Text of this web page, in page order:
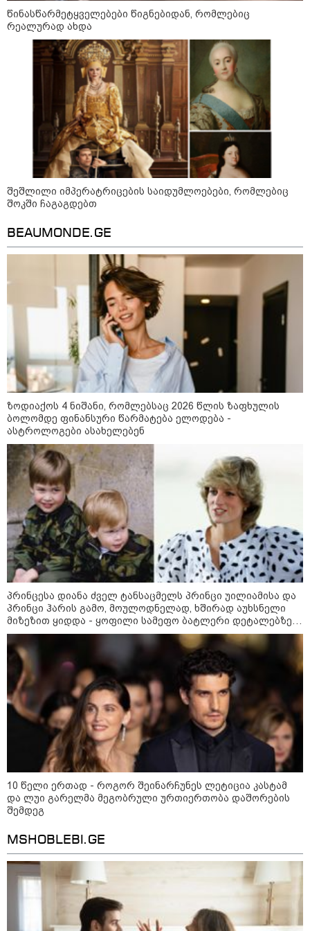
"როცა კანონიკიდან
მიგვაჩნია, რომ ადამიანის
გასვენება ტაძრიდან არ მოხდეს,
ეს მგლოვიარეს ისეთი
სიყვარულითა უნდა ავუხსნათ,
რომ შფოთვა არ დაიბადოს" -
დედა სიდონია
16:02 / 03-08-2026
"15 წლის წინ ჩადენილი
დანაშაული, 5-ჯერ შეცვლილი
მოსამართლე, 4-ჯერ თავიდან
დაწყებული საქმე... მადლობა
პროკურატურას, მათ გარეშე ეს
შედეგი არ დადგებოდა" - ქეთა
ხარძიანი
ბრძოლა ან პოლიტსაბჭოს
სხდომა, ბევრ რამეზე
მეტყველებს“ - ანა წითლიძე
თინა ბოკუჩავაზე
კატეგორიის ყველა სიახლე
საზამთროს გამყიდველთან
სამკვდრო-სასიცოცხლო
„კუკუდამალობანა“ - რუსული
დრონის „საბრძოლო-კომიკური“
ვიდეო
"ომი, რომელსაც მთელი
მსოფლიოს შთანთქმა შეუძლია:
დონალდ ტრამპმა აღარ იცის,
როგორ მოიქცეს" -The New York
Times
კიევი ისევ სასტიკად დაიბომბა -
ამდენი ბალისტიკური რაკეტა
მსოფლიოს არც ერთი ქალაქისკენ
არ გაუშვიათ: პუტინის ახალი
ანტირეკორდი
შტურმი ტვინზე და პოლიტიკური
პოლარიზაციის მეტასტაზები: რა
ემართება ადამიანის ფსიქიკას,
როდესაც მედიიდან და
სოცქსელებიდან მუდმივად
ლანძღვა-გინება ესმის?! -
ფსიქოლოგ ზურა მხეიძის ანალიზი
სამართალი
წინასწარმეტყველებები წიგნებიდან, რომლებიც
რეალურად ახდა
შეშლილი იმპერატრიცების საიდუმლოებები, რომლებიც
შოკში ჩაგაგდებთ
BEAUMONDE.GE
ზოდიაქოს 4 ნიშანი, რომლებსაც 2026 წლის ზაფხულის
ბოლომდე ფინანსური წარმატება ელოდება -
ასტროლოგები ასახელებენ
პრინცესა დიანა ძველ ტანსაცმელს პრინცი უილიამისა და
პრინცი ჰარის გამო, მოულოდნელად, ხშირად აუხსნელი
მიზეზით ყიდდა - ყოფილი სამეფო ბატლერი დეტალებზე
საკუთარ წიგნში საუბრობს
10 წელი ერთად - როგორ შეინარჩუნეს ლეტიცია კასტამ
და ლუი გარელმა მეგობრული ურთიერთობა დაშორების
შემდეგ
MSHOBLEBI.GE